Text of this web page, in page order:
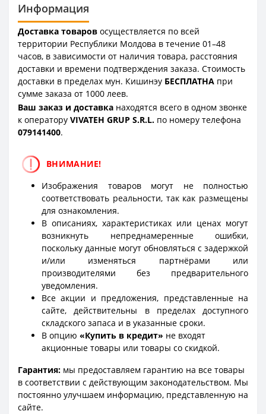
Информация
Доставка товаров осуществляется по всей
территории Республики Молдова в течение 01–48
часов, в зависимости от наличия товара, расстояния
доставки и времени подтверждения заказа. Стоимость
доставки в пределах мун. Кишинэу БЕСПЛАТНА при
сумме заказа от 1000 леев.
Ваш заказ и доставка находятся всего в одном звонке
к оператору VIVATEH GRUP S.R.L. по номеру телефона
079141400.
ВНИМАНИЕ!
Изображения товаров могут не полностью
соответствовать реальности, так как размещены
для ознакомления.
В описаниях, характеристиках или ценах могут
возникнуть непреднамеренные ошибки,
поскольку данные могут обновляться с задержкой
и/или изменяться партнёрами или
производителями без предварительного
уведомления.
Все акции и предложения, представленные на
сайте, действительны в пределах доступного
складского запаса и в указанные сроки.
В опцию «Купить в кредит» не входят
акционные товары или товары со скидкой.
Гарантия: мы предоставляем гарантию на все товары
в соответствии с действующим законодательством. Мы
постоянно улучшаем информацию, представленную на
сайте.